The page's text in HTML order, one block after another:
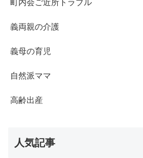
町内会ご近所トラブル
義両親の介護
義母の育児
自然派ママ
高齢出産
人気記事